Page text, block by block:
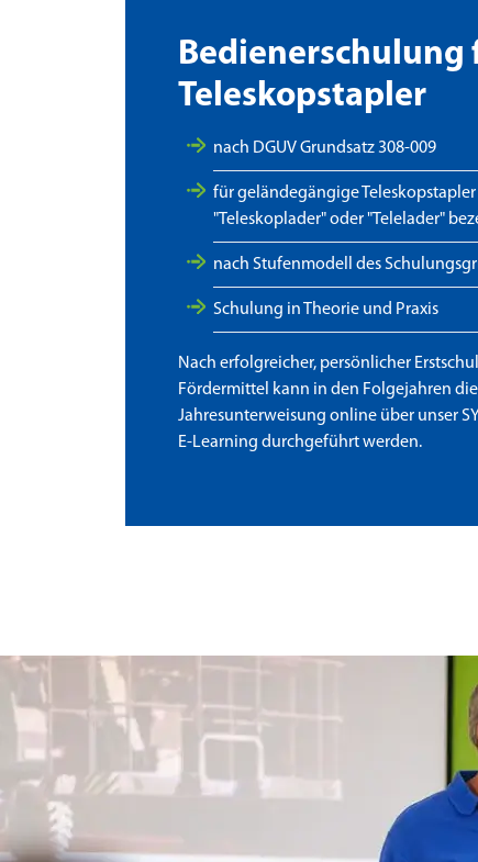
Bedienerschulung
Teleskopstapler
nach DGUV Grundsatz 308-009
für geländegängige Teleskopstapler
"Teleskoplader" oder "Telelader"
nach Stufenmodell des
Schulung in Theorie und Praxis
Nach erfolgreicher, persönlicher
Fördermittel kann in den Folgejahren
Jahresunterweisung online über unser
E-Learning durchgeführt werden.